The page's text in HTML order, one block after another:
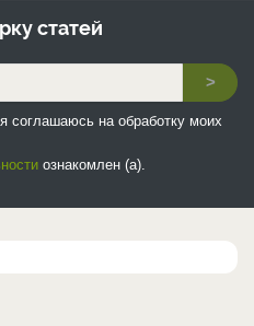
статей
>
соглашаюсь на обработку моих
ознакомлен (а).